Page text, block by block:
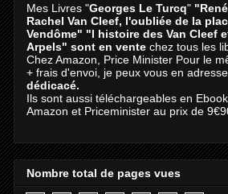
Mes Livres "Georges Le Turcq"
Rachel Van Cleef, l'oubliée de la
Vendôme" "l histoire des Van Cleef
Arpels" sont en vente chez tous les
Chez Amazon, Price Minister Pour le
+ frais d'envoi, je peux vous en
dédicacé.
Ils sont aussi téléchargeables en
Amazon et Priceminister au prix de
Nombre total de pages vues